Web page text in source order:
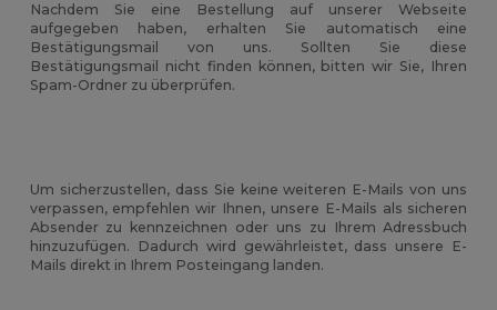
Nachdem Sie eine Bestellung auf unserer Webseite
aufgegeben haben, erhalten Sie automatisch eine
Bestätigungsmail von uns. Sollten Sie diese
Bestätigungsmail nicht finden können, bitten wir Sie, Ihren
Spam-Ordner zu überprüfen.
Um sicherzustellen, dass Sie keine weiteren E-Mails von uns
verpassen, empfehlen wir Ihnen, unsere E-Mails als sicheren
Absender zu kennzeichnen oder uns zu Ihrem Adressbuch
hinzuzufügen. Dadurch wird gewährleistet, dass unsere E-
Mails direkt in Ihrem Posteingang landen.